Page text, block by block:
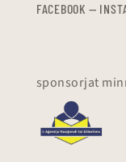
FACEBOOK —
sponsorjat